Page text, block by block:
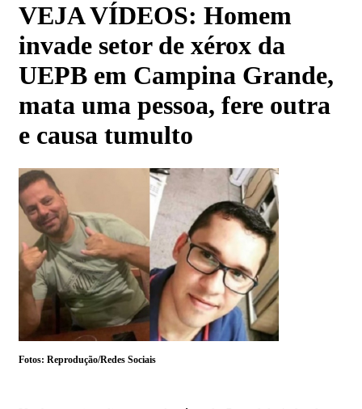
VEJA VÍDEOS: Homem
invade setor de xérox da
UEPB em Campina Grande,
mata uma pessoa, fere outra
e causa tumulto
Fotos: Reprodução/Redes Sociais